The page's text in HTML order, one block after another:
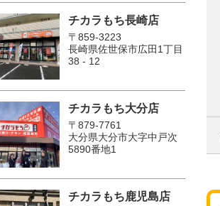
チカラもち長崎店
〒859-3223
長崎県佐世保市広田1丁目
38 - 12
チカラもち大分店
〒879-7761
大分県大分市大字中戸次
5890番地1
チカラもち鹿児島店